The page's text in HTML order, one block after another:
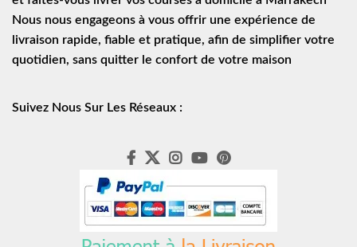
Nous nous engageons à vous offrir une expérience de
livraison rapide, fiable et pratique, afin de simplifier votre
quotidien, sans quitter le confort de votre maison
Suivez Nous Sur Les Réseaux :